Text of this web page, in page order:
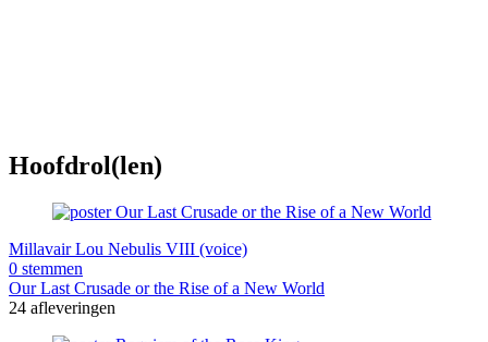
Hoofdrol(len)
Millavair Lou Nebulis VIII (voice)
0 stemmen
Our Last Crusade or the Rise of a New World
24 afleveringen